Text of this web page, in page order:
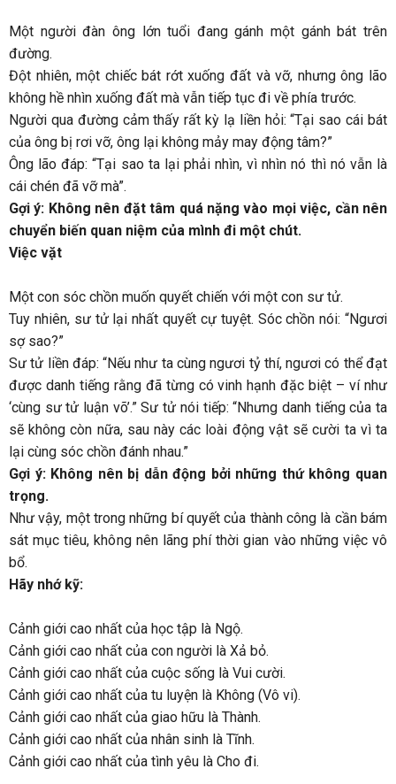
Một người đàn ông lớn tuổi đang gánh một gánh bát trên
đường.
Đột nhiên, một chiếc bát rớt xuống đất và vỡ, nhưng ông lão
không hề nhìn xuống đất mà vẫn tiếp tục đi về phía trước.
Người qua đường cảm thấy rất kỳ lạ liền hỏi: “Tại sao cái bát
của ông bị rơi vỡ, ông lại không mảy may động tâm?”
Ông lão đáp: “Tại sao ta lại phải nhìn, vì nhìn nó thì nó vẫn là
cái chén đã vỡ mà”.
Gợi ý: Không nên đặt tâm quá nặng vào mọi việc, cần nên
chuyển biến quan niệm của mình đi một chút.
Việc vặt
Một con sóc chồn muốn quyết chiến với một con sư tử.
Tuy nhiên, sư tử lại nhất quyết cự tuyệt. Sóc chồn nói: “Ngươi
sợ sao?”
Sư tử liền đáp: “Nếu như ta cùng ngươi tỷ thí, ngươi có thể đạt
được danh tiếng rằng đã từng có vinh hạnh đặc biệt – ví như
‘cùng sư tử luận võ’.” Sư tử nói tiếp: “Nhưng danh tiếng của ta
sẽ không còn nữa, sau này các loài động vật sẽ cười ta vì ta
lại cùng sóc chồn đánh nhau.”
Gợi ý: Không nên bị dẫn động bởi những thứ không quan
trọng.
Như vậy, một trong những bí quyết của thành công là cần bám
sát mục tiêu, không nên lãng phí thời gian vào những việc vô
bổ.
Hãy nhớ kỹ:
Cảnh giới cao nhất của học tập là Ngộ.
Cảnh giới cao nhất của con người là Xả bỏ.
Cảnh giới cao nhất của cuộc sống là Vui cười.
Cảnh giới cao nhất của tu luyện là Không (Vô vi).
Cảnh giới cao nhất của giao hữu là Thành.
Cảnh giới cao nhất của nhân sinh là Tĩnh.
Cảnh giới cao nhất của tình yêu là Cho đi.